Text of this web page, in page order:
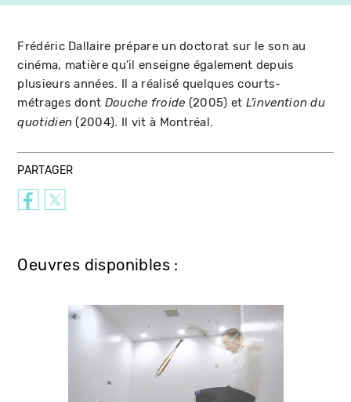
Frédéric Dallaire prépare un doctorat sur le son au
cinéma, matière qu’il enseigne également depuis
plusieurs années. Il a réalisé quelques courts-
métrages dont Douche froide (2005) et L’invention du
quotidien (2004). Il vit à Montréal.
PARTAGER
Oeuvres disponibles :